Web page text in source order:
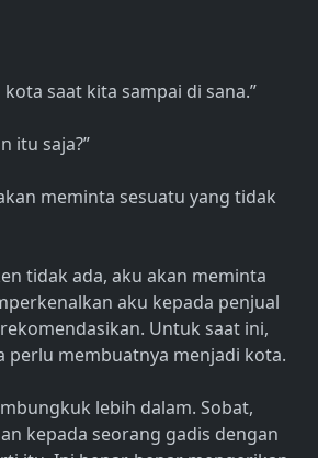
saat kita sampai di sana.”
itu saja?”
meminta sesuatu yang tidak
tidak ada, aku akan meminta
aku kepada penjual
Untuk saat ini,
perlu membuatnya menjadi kota.
lebih dalam. Sobat,
kepada seorang gadis dengan